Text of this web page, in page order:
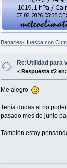
Banaries-Huesca con
Re:Utilidad para
« Respuesta #2 en:
Me alegro
Tenía dudas al no
pasado mes de junio
También estoy